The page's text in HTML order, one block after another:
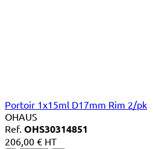
Portoir 1x15ml D17mm Rim 2/pk
OHAUS
Ref. OHS30314851
206,00 € HT